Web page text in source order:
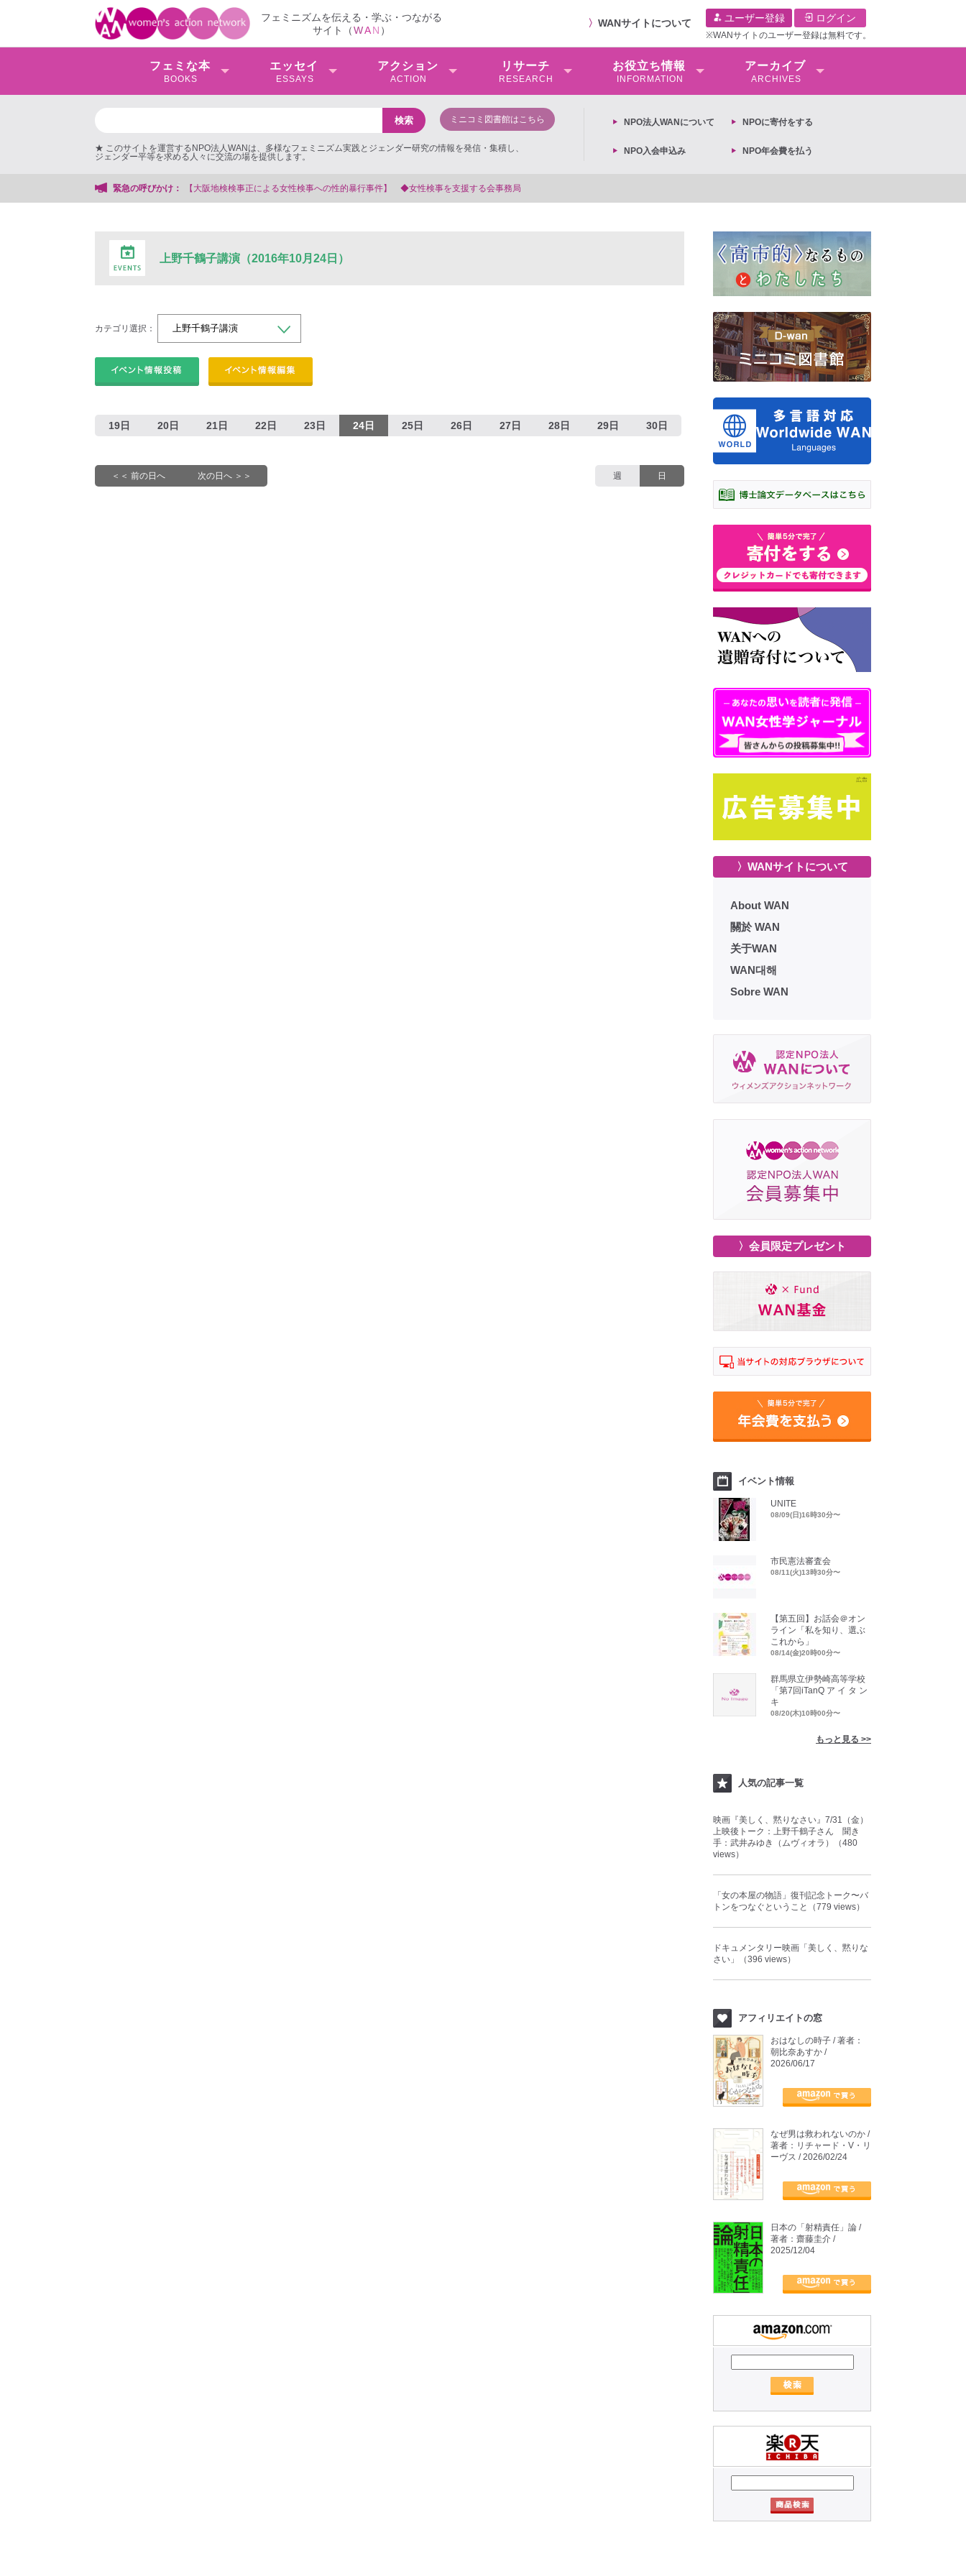
フェミニズムを伝える・学ぶ・つながる
サイト（WAN ）
〉 WANサイトについて ユーザー登録 ログイン
※WANサイトのユーザー登録は無料です。
フェミな本
BOOKS
エッセイ
ESSAYS
アクション
ACTION
リサーチ
RESEARCH
お役⽴ち情報
INFORMATION
アーカイブ
ARCHIVES
ミニコミ図書館はこちら
★ このサイトを運営するNPO法人WANは、多様なフェミニズム実践とジェンダー研究の情報を発信・集積し、
ジェンダー平等を求める人々に交流の場を提供します。
NPO法⼈WANについて NPOに寄付をする
NPO入会申込み NPO年会費を払う
緊急の呼びかけ：
【大阪地検検事正による女性検事への性的暴行事件】 ◆女性検事を支援する会事務局
上野千鶴子講演（2016年10月24日）
カテゴリ選択：
19日 20日 21日 22日 23日 24日 25日 26日 27日 28日 29日 30日
＜＜ 前の日へ 次の日へ ＞＞ 週 日
〉WANサイトについて
About WAN
關於 WAN
关于WAN
WAN대해
Sobre WAN
〉会員限定プレゼント
イベント情報
UNITE
08/09(日)16時30分〜
市民憲法審査会
08/11(火)13時30分〜
【第五回】お話会＠オン
ライン「私を知り、選ぶ
これから」
08/14(金)20時00分〜
群馬県立伊勢崎高等学校
「第7回iTanQ ア イ タ ン
キ
08/20(木)10時00分〜
もっと見る >>
人気の記事一覧
映画『美しく、黙りなさい』7/31（金）
上映後トーク：上野千鶴子さん 聞き
手：武井みゆき（ムヴィオラ）（480
views）
「女の本屋の物語」復刊記念トーク〜バ
トンをつなぐということ（779 views）
ドキュメンタリー映画「美しく、黙りな
さい」（396 views）
アフィリエイトの窓
おはなしの時子 / 著者：
朝比奈あすか /
2026/06/17
なぜ男は救われないのか /
著者：リチャード・V・リ
ーヴス / 2026/02/24
日本の「射精責任」論 /
著者：齋藤圭介 /
2025/12/04